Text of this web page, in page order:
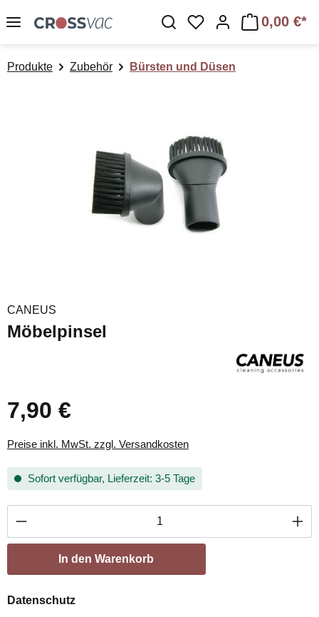
Zum Hauptinhalt springen Du hast 0 Produkte
0,00 €*
Produkte Zubehör Bürsten und Düsen
CANEUS
Möbelpinsel
7,90 €
Preise inkl. MwSt. zzgl. Versandkosten
Sofort verfügbar, Lieferzeit: 3-5 Tage
Produkt Anzahl: Gib den gewünschten
In den Warenkorb
Datenschutz